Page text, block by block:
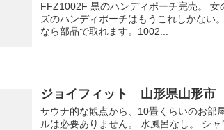
FFZ1002F 黒のハンディポーチ完売。
ズのハンディポーチはもうこれしかない
なら部品で取れます。1002...
ジョイフィット 山形県山形市
サウナ的な観点から、10畳くらいのお部
ルは必要ありません。 水風呂なし。 シャ